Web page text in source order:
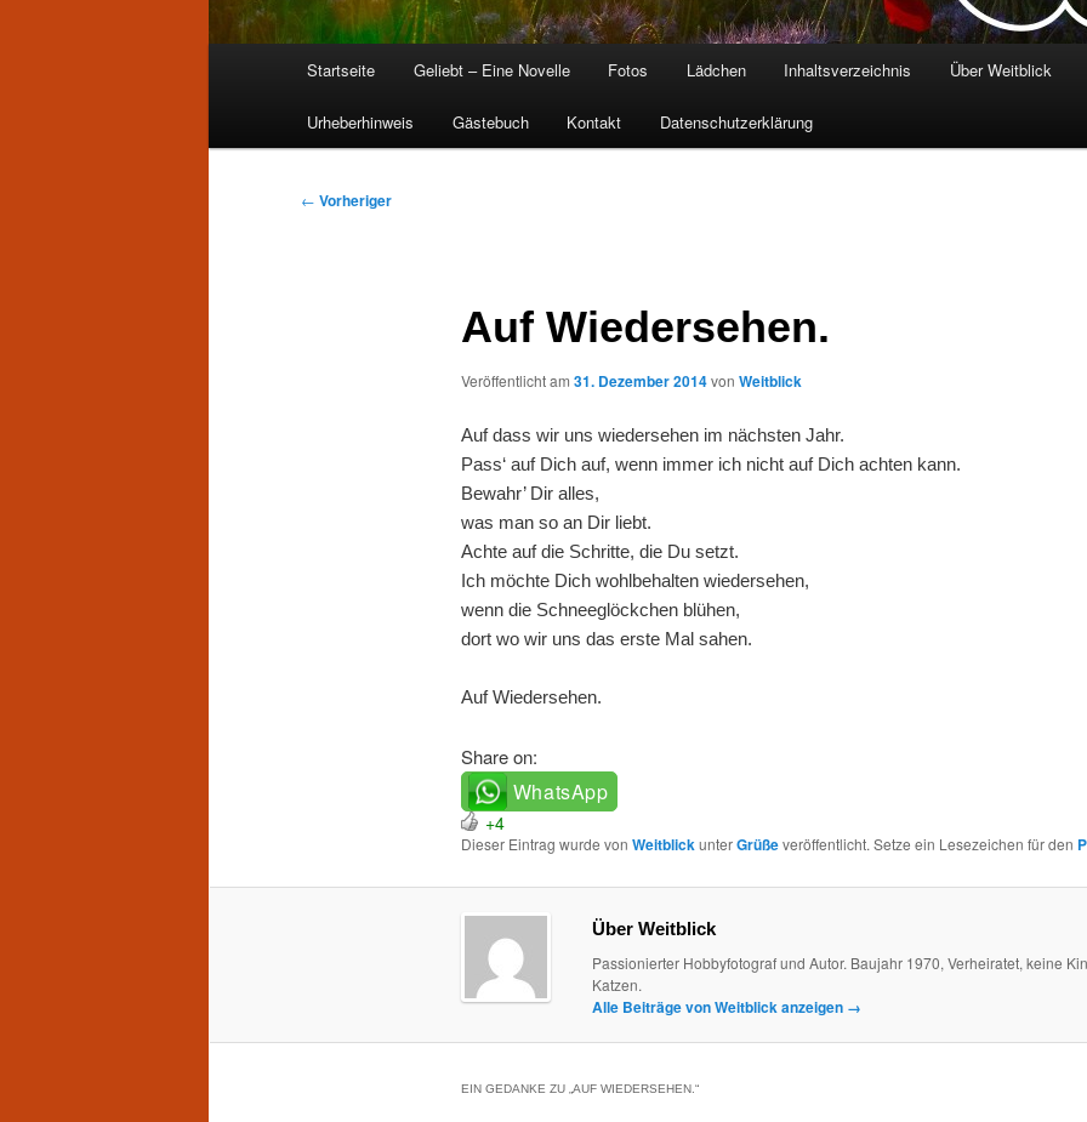
Zum
primären
Inhalt
Startseite Geliebt – Eine Novelle Fotos Lädchen Inhaltsverzeichnis Über Weitblick
Urheberhinweis Gästebuch Kontakt Datenschutzerklärung
Beitragsnavigation
← Vorheriger
Auf Wiedersehen.
Veröffentlicht am 31. Dezember 2014von Weitblick
Auf dass wir uns wiedersehen im nächsten Jahr.
Pass‘ auf Dich auf, wenn immer ich nicht auf Dich achten kann.
Bewahr’ Dir alles,
was man so an Dir liebt.
Achte auf die Schritte, die Du setzt.
Ich möchte Dich wohlbehalten wiedersehen,
wenn die Schneeglöckchen blühen,
dort wo wir uns das erste Mal sahen.
Auf Wiedersehen.
Share on:
WhatsApp
+4
Dieser Eintrag wurde von WeitblickunterGrüßeveröffentlicht. Setze ein Lesezeichen für den
Über Weitblick
Passionierter Hobbyfotograf und Autor. Baujahr 1970, Verheiratet, keine
Katzen.
Alle Beiträge von Weitblick anzeigen →
EIN GEDANKE ZU „ AUF WIEDERSEHEN. “